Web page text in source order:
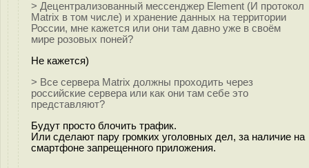
> Децентрализованный мессенджер Element (И протокол
Matrix в том числе) и хранение данных на территории
России, мне кажется или они там давно уже в своём
мире розовых поней?
Не кажется)
> Все сервера Matrix должны проходить через
российские сервера или как они там себе это
представляют?
Будут просто блочить трафик.
Или сделают пару громких уголовных дел, за наличие на
смартфоне запрещенного приложения.